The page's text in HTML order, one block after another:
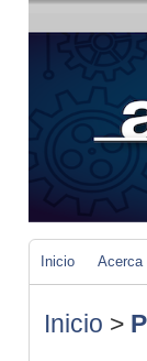
Inicio Acerca
Inicio >